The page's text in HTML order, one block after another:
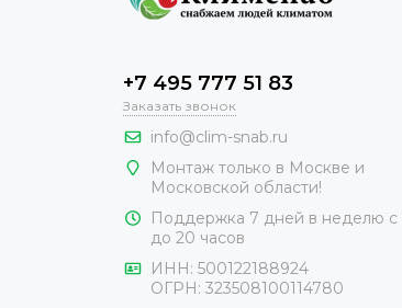
+7 495 777 51 83
Заказать звонок
info@clim-snab.ru
Монтаж только в Москве и
Московской области!
Поддержка 7 дней в неделю с
до 20 часов
ИНН: 500122188924
ОГРН: 323508100114780